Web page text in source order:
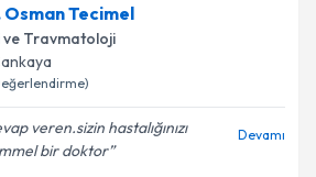
Neyişciiçin randevu takvimi talebi
uzmandan randevu almanız için bir
e-posta ile bilgilendireceğiz.
Osman Tecimel
Travmatoloji
veren.sizin hastalığınızı
bir doktor
Devamı